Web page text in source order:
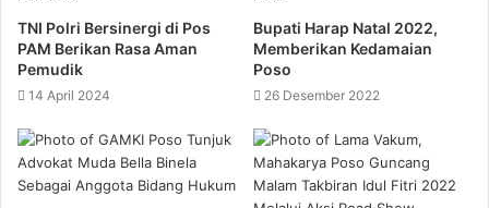
TNI Polri Bersinergi di Pos
PAM Berikan Rasa Aman
Pemudik
14 April 2024
Bupati Harap Natal 2022,
Memberikan Kedamaian
Poso
26 Desember 2022